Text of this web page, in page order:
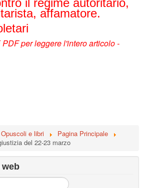
il regime autoritario,
affamatore.
per leggere l'intero articolo -
Opuscoli e libri
Pagina Principale
del 22-23 marzo